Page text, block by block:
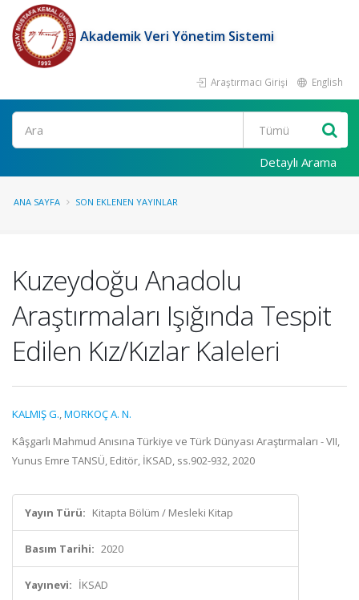
Akademik Veri Yönetim Sistemi
Araştırmacı Girişi English
Ara
Detaylı Arama
ANA SAYFA SON EKLENEN YAYINLAR
Kuzeydoğu Anadolu
Araştırmaları Işığında Tespit
Edilen Kız/Kızlar Kaleleri
KALMIŞ G.,MORKOÇ A. N.
Kâşgarlı Mahmud Anısına Türkiye ve Türk Dünyası Araştırmaları - VII,
Yunus Emre TANSÜ, Editör, İKSAD, ss.902-932, 2020
Yayın Türü: Kitapta Bölüm / Mesleki Kitap
Basım Tarihi: 2020
Yayınevi: İKSAD